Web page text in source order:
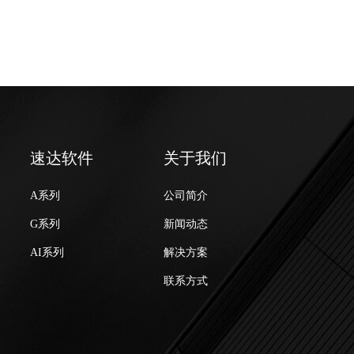
速达软件
A系列
G系列
AI系列
关于我们
公司简介
新闻动态
解决方案
联系方式